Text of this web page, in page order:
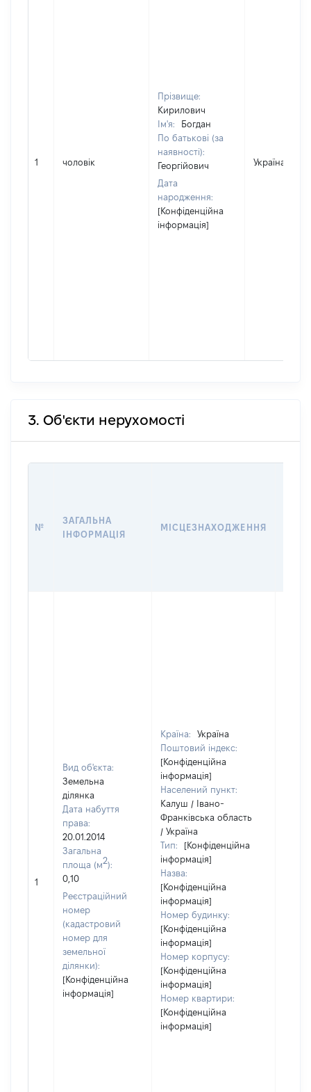
1 чоловік
Прізвище:
Кирилович
Ім'я:
Богдан
По батькові (за
наявності):
Георгійович
Дата
народження:
[Конфіденційна
інформація]
Україна
3. Об'єкти нерухомості
№
ЗАГАЛЬНА
ІНФОРМАЦІЯ
МІСЦЕЗНАХОДЖЕННЯ
1
Вид об'єкта:
Земельна
ділянка
Дата набуття
права:
20.01.2014
Загальна
площа (м2):
0,10
Реєстраційний
номер
(кадастровий
номер для
земельної
ділянки):
[Конфіденційна
інформація]
Країна:
Україна
Поштовий індекс:
[Конфіденційна
інформація]
Населений пункт:
Калуш / Івано-
Франківська область
/ Україна
Тип:
[Конфіденційна
інформація]
Назва:
[Конфіденційна
інформація]
Номер будинку:
[Конфіденційна
інформація]
Номер корпусу:
[Конфіденційна
інформація]
Номер квартири:
[Конфіденційна
інформація]